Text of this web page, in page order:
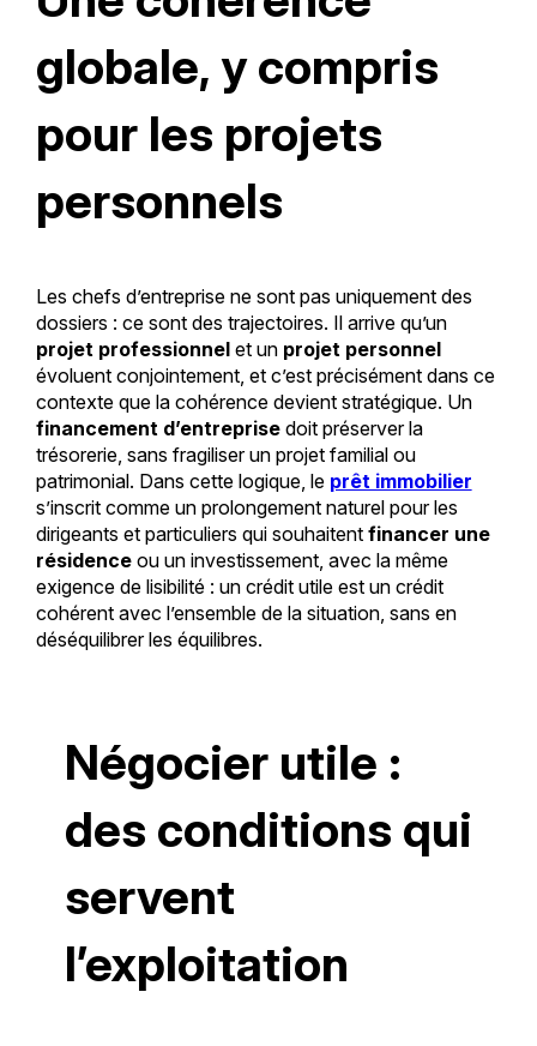
globale, y compris
pour les projets
personnels
Les chefs d’entreprise ne sont pas uniquement des
dossiers : ce sont des trajectoires. Il arrive qu’un
projet professionnelet un projet personnel
évoluent conjointement, et c’est précisément dans ce
contexte que la cohérence devient stratégique. Un
financement d’entreprisedoit préserver la
trésorerie, sans fragiliser un projet familial ou
patrimonial. Dans cette logique, le prêt immobilier
s’inscrit comme un prolongement naturel pour les
dirigeants et particuliers qui souhaitent financer une
résidenceou un investissement, avec la même
exigence de lisibilité : un crédit utile est un crédit
cohérent avec l’ensemble de la situation, sans en
déséquilibrer les équilibres.
Négocier utile :
des conditions qui
servent
l’exploitation